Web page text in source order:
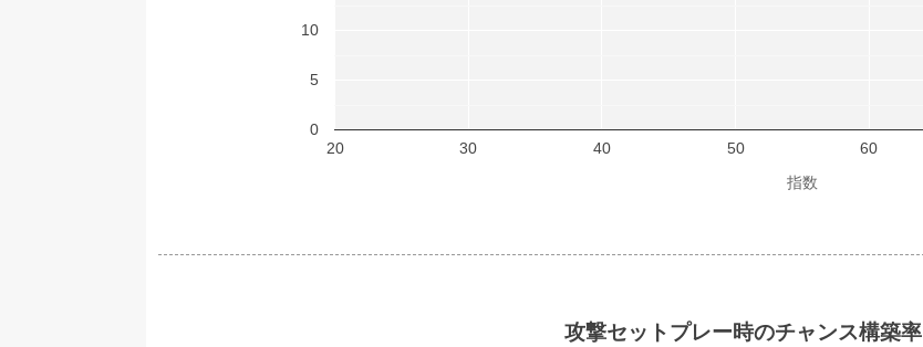
20 30 40 50 60
0
5
10
指数
攻撃セットプレー時のチャンス構築率